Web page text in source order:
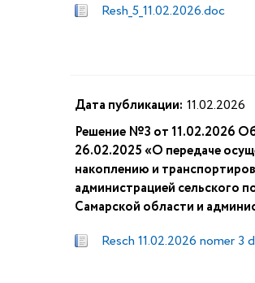
Resh_5_11.02.2026.doc
Дата публикации: 11.02.2026
Решение №3 от 11.02.2026
26.02.2025 «О передаче
накоплению и
администрацией сельского
Самарской области и
Resch 11.02.2026 nomer